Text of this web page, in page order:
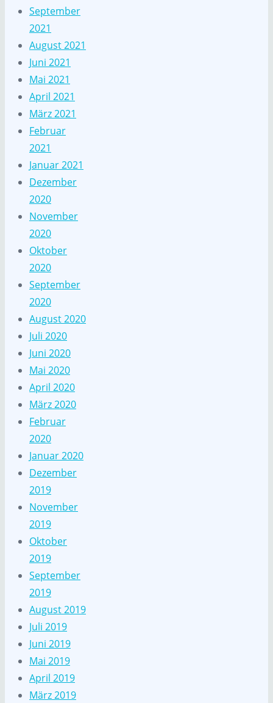
September
2021
August 2021
Juni 2021
Mai 2021
April 2021
März 2021
Februar
2021
Januar 2021
Dezember
2020
November
2020
Oktober
2020
September
2020
August 2020
Juli 2020
Juni 2020
Mai 2020
April 2020
März 2020
Februar
2020
Januar 2020
Dezember
2019
November
2019
Oktober
2019
September
2019
August 2019
Juli 2019
Juni 2019
Mai 2019
April 2019
März 2019